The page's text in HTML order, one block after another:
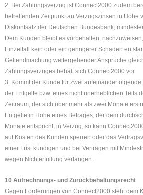
2. Bei Zahlungsverzug ist Connect2000 zudem
betreffenden Zeitpunkt an Verzugszinsen in Höhe
Diskontsatz der Deutschen Bundesbank,
Dem Kunden bleibt es vorbehalten,
Einzelfall kein oder ein geringerer Schaden
Geltendmachung weitergehender Ansprüche
Zahlungsverzuges behält sich Connect2000 vor.
3. Kommt der Kunde für zwei
der Entgelte bzw. eines nicht unerheblichen Teils
Zeitraum, der sich über mehr als zwei Monate
Entgelte in Höhe eines Betrages, der dem
Monate entspricht, in Verzug, so kann
auf Kosten des Kunden sperren oder das
einer Frist kündigen und bei Verträgen mit
wegen Nichterfüllung verlangen.
10 Aufrechnungs- und Zurückbehaltungsrecht
Gegen Forderungen von Connect2000 steht dem